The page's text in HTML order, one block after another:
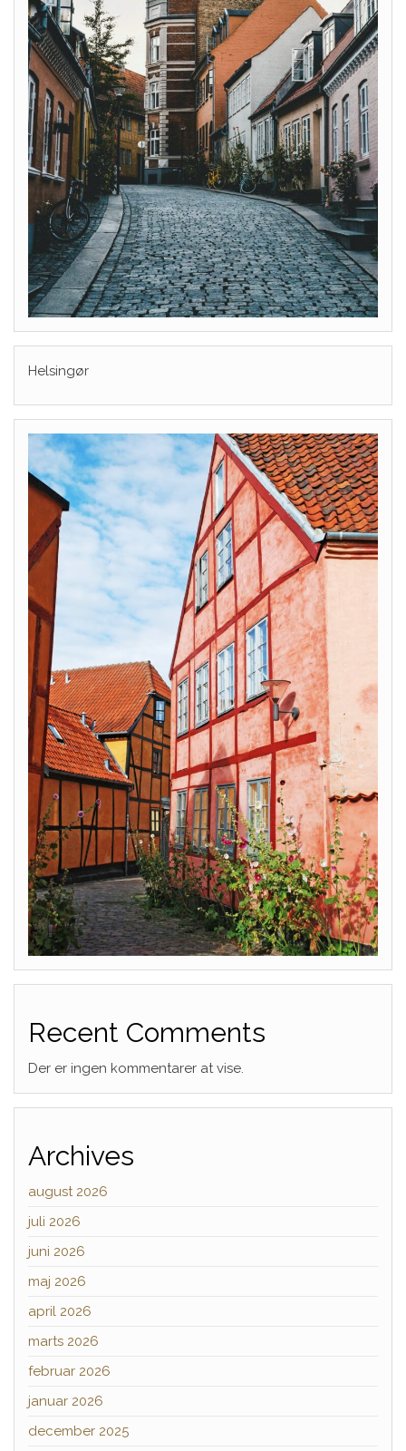
Helsingør
Recent Comments
Der er ingen kommentarer at vise.
Archives
august 2026
juli 2026
juni 2026
maj 2026
april 2026
marts 2026
februar 2026
januar 2026
december 2025